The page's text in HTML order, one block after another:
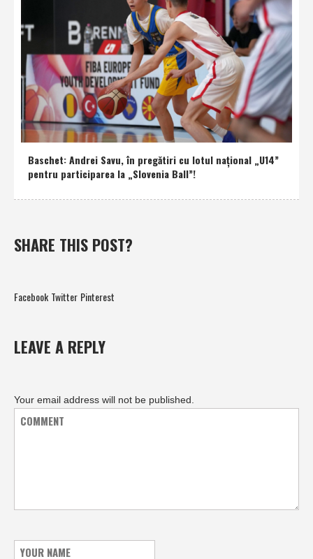
Baschet: Andrei Savu, în pregătiri cu lotul naţional „U14”
pentru participarea la „Slovenia Ball”!
SHARE THIS POST?
Facebook Twitter Pinterest
LEAVE A REPLY
Your email address will not be published.